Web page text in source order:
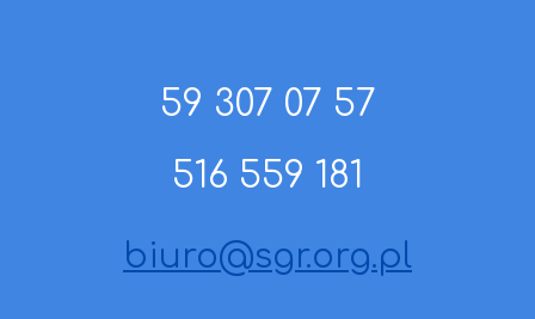
59 307 07 57
516 559 181
biuro@sgr.org.pl